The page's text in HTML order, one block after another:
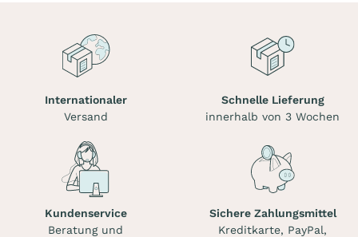
Internationaler
Versand
Schnelle Lieferung
innerhalb von 3 Wochen
Kundenservice
Beratung und
Sichere Zahlungsmittel
Kreditkarte, PayPal,